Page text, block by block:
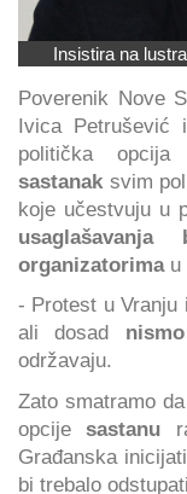
Insistira na
Poverenik Nove
Ivica Petrušević
politička
sastanak svim
koje učestvuju u
organizatorimau
- Protest u Vranju
ali dosad
održavaju.
Zato smatramo
opcijesastanu
Građanska
bi trebalo